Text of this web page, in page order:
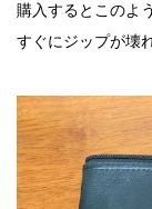
購入するとこのよ
すぐにジップが壊